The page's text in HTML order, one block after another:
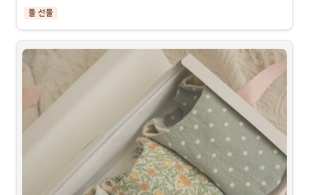
대호토이즈 BMW Z4 푸쉬카 PLUS, WHITE, 1개
파트너스 활동을 통해 일정액의 수수료를 제공받을 수 있습니다.
돌 선물